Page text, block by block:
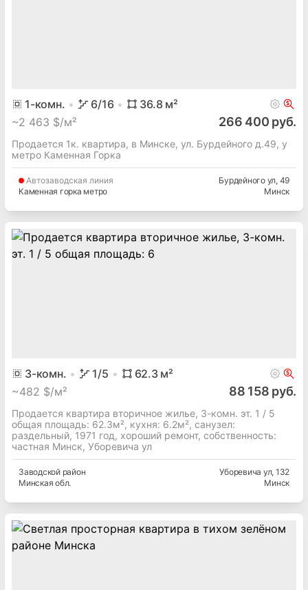
1-комн. 6/16 36.8 м²
~2 463 $/м² 266 400 руб.
Продается 1к. квартира, в Минске, ул. Бурдейного д.49, у
метро Каменная Горка
Автозаводская линия
Каменная горка метро
Бурдейного ул, 49
Минск
3-комн. 1/5 62.3м²
~482 $/м² 88 158 руб.
Продается квартира вторичное жилье, 3-комн. эт. 1 / 5
общая площадь: 62.3м², кухня: 6.2м², cанузел:
раздельный, 1971 год, хороший ремонт, собственность:
частная Минск, Уборевича ул
Заводской район
Минская обл.
Уборевича ул, 132
Минск